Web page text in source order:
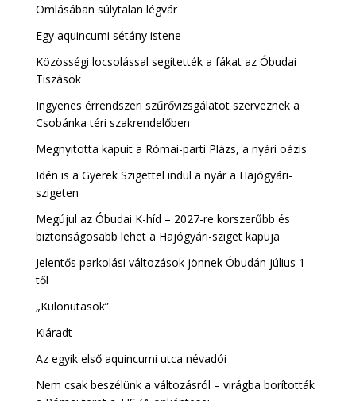
Omlásában súlytalan légvár
Egy aquincumi sétány istene
Közösségi locsolással segítették a fákat az Óbudai
Tiszások
Ingyenes érrendszeri szűrővizsgálatot szerveznek a
Csobánka téri szakrendelőben
Megnyitotta kapuit a Római-parti Plázs, a nyári oázis
Idén is a Gyerek Szigettel indul a nyár a Hajógyári-
szigeten
Megújul az Óbudai K-híd – 2027-re korszerűbb és
biztonságosabb lehet a Hajógyári-sziget kapuja
Jelentős parkolási változások jönnek Óbudán július 1-
től
„Különutasok”
Kiáradt
Az egyik első aquincumi utca névadói
Nem csak beszélünk a változásról – virágba borították